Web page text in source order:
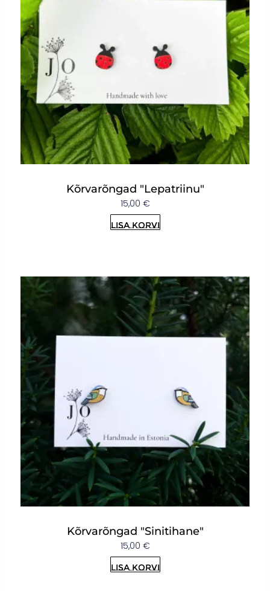
Kõrvarõngad "Lepatriinu"
15,00 €
Lisa korvi
Kõrvarõngad "Sinitihane"
15,00 €
Lisa korvi